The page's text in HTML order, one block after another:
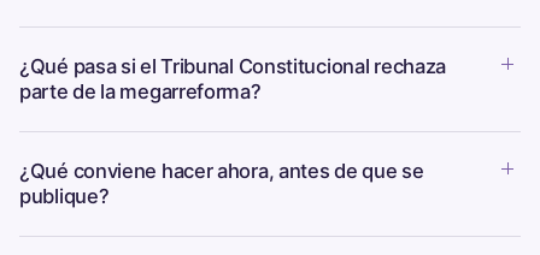
¿Qué pasa si el Tribunal Constitucional rechaza
parte de la megarreforma?
¿Qué conviene hacer ahora, antes de que se
publique?